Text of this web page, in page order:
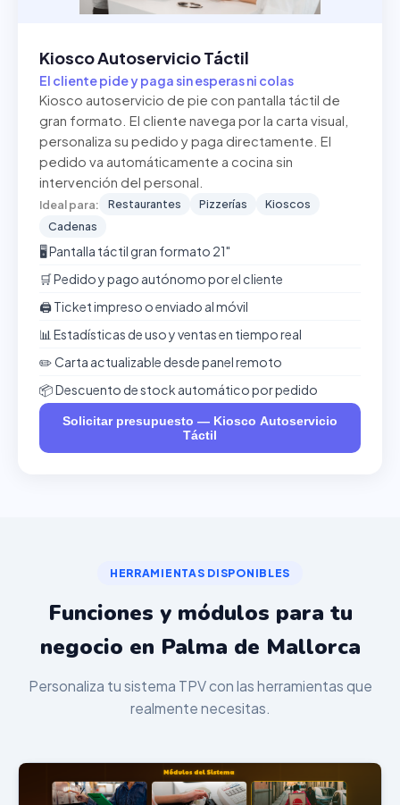
Kiosco Autoservicio Táctil
El cliente pide y paga sin esperas ni colas
Kiosco autoservicio de pie con pantalla táctil de
gran formato. El cliente navega por la carta visual,
personaliza su pedido y paga directamente. El
pedido va automáticamente a cocina sin
intervención del personal.
Ideal para: Restaurantes Pizzerías
Kioscos
Cadenas
🖥️ Pantalla táctil gran formato 21"
🛒 Pedido y pago autónomo por el cliente
🖨️ Ticket impreso o enviado al móvil
📊 Estadísticas de uso y ventas en tiempo real
✏️ Carta actualizable desde panel remoto
📦 Descuento de stock automático por pedido
Solicitar presupuesto — Kiosco Autoservicio
Táctil
HERRAMIENTAS DISPONIBLES
Funciones y módulos para tu
negocio en Palma de Mallorca
Personaliza tu sistema TPV con las herramientas que
realmente necesitas.